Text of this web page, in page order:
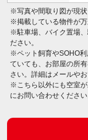
※写真や間取り図が現状
※掲載している物件が万
※駐車場、バイク置場、
ださい。
※ペット飼育やSOHO利
ていても、お部屋の所
さい。詳細はメールや
※こちら以外にも空室
にお問い合わせください